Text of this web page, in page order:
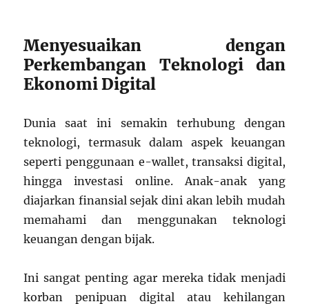
Menyesuaikan dengan
Perkembangan Teknologi dan
Ekonomi Digital
Dunia saat ini semakin terhubung dengan
teknologi, termasuk dalam aspek keuangan
seperti penggunaan e-wallet, transaksi digital,
hingga investasi online. Anak-anak yang
diajarkan finansial sejak dini akan lebih mudah
memahami dan menggunakan teknologi
keuangan dengan bijak.
Ini sangat penting agar mereka tidak menjadi
korban penipuan digital atau kehilangan